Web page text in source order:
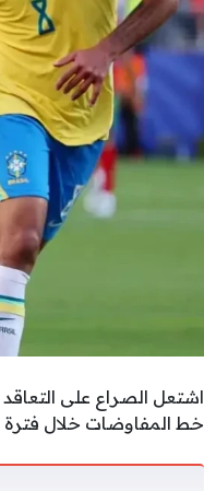
اشتعل الصراع على
خط المفاوضات خلال فترة